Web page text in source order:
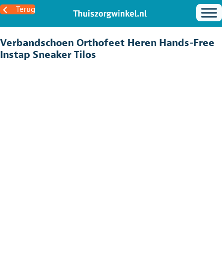
Terug
Verbandschoen Orthofeet Heren Hands-Free
Instap Sneaker Tilos